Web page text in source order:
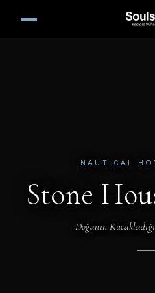
NAUTICAL
Stone
Doğanın